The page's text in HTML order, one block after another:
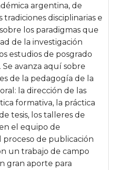
argentina, de
tradiciones disciplinarias e
los paradigmas que
de la investigación
estudios de posgrado
Se avanza aquí sobre
de la pedagogía de la
la dirección de las
formativa, la práctica
tesis, los talleres de
el equipo de
proceso de publicación
un trabajo de campo
gran aporte para